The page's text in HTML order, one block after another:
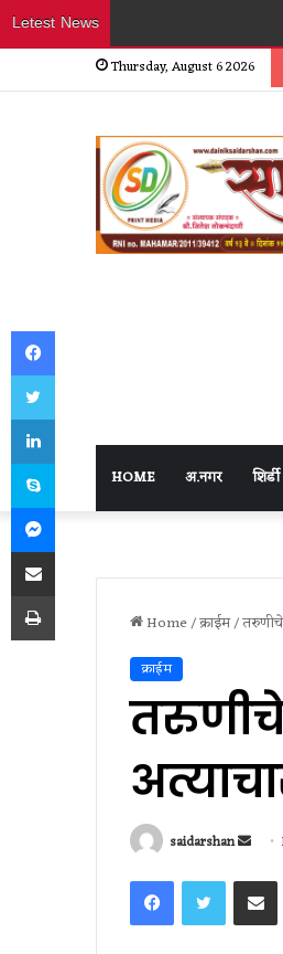
Letest News
Thursday, August 6 2026
HOME अ.नगर शिर्डी
Home/क्राईम/
क्राईम
saidarshan
Send
email
FacebookTwitter
Facebook
Twitter
LinkedIn
Skype
Messenger
Share via Email